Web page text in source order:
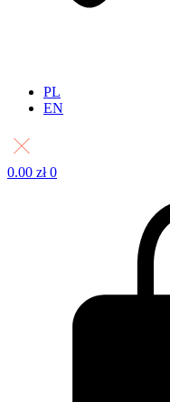
PL
EN
0.00 zł 0